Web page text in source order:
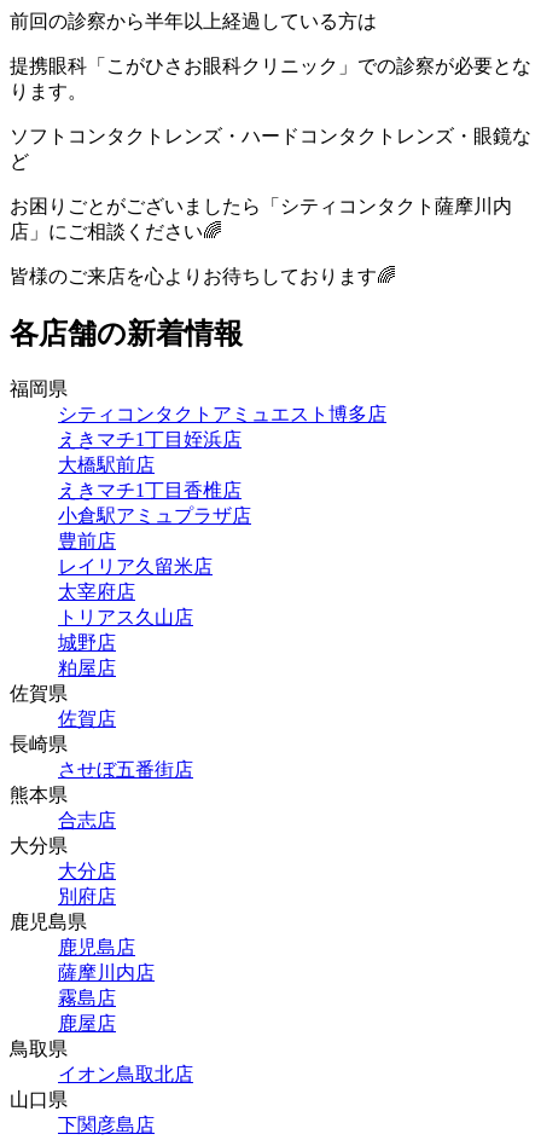
前回の診察から半年以上経過している方は
提携眼科「こがひさお眼科クリニック」での診察が必要とな
ります。
ソフトコンタクトレンズ・ハードコンタクトレンズ・眼鏡な
ど
お困りごとがございましたら「シティコンタクト薩摩川内
店」にご相談ください🌈
皆様のご来店を心よりお待ちしております🌈
各店舗の新着情報
福岡県
シティコンタクトアミュエスト博多店
えきマチ1丁目姪浜店
大橋駅前店
えきマチ1丁目香椎店
小倉駅アミュプラザ店
豊前店
レイリア久留米店
太宰府店
トリアス久山店
城野店
粕屋店
佐賀県
佐賀店
長崎県
させぼ五番街店
熊本県
合志店
大分県
大分店
別府店
鹿児島県
鹿児島店
薩摩川内店
霧島店
鹿屋店
鳥取県
イオン鳥取北店
山口県
下関彦島店